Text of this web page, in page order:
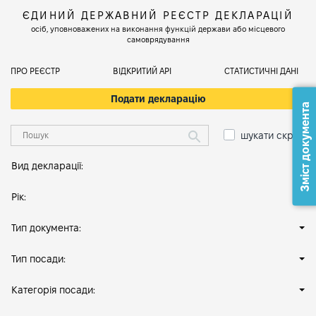
ЄДИНИЙ ДЕРЖАВНИЙ РЕЄСТР ДЕКЛАРАЦІЙ
осіб, уповноважених на виконання функцій держави або місцевого
самоврядування
ПРО РЕЄСТР ВІДКРИТИЙ АРІ СТАТИСТИЧНІ ДАНІ
Подати декларацію
шукати скрізь
Вид декларації:
Рік:
Тип документа:
Тип посади:
Категорія посади:
Зміст документа